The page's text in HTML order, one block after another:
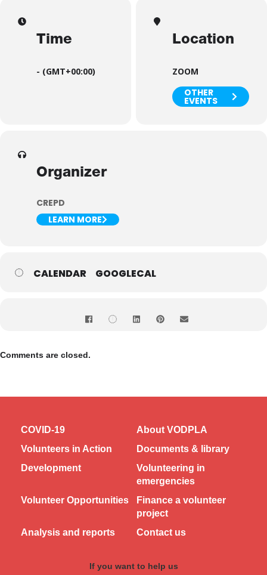
Time
- (GMT+00:00)
Location
ZOOM
OTHER
EVENTS
Organizer
CREPD
LEARN MORE
CALENDAR GOOGLECAL
Comments are closed.
COVID-19
About VODPLA
Volunteers in Action
Documents & library
Development
Volunteering in
emergencies
Volunteer Opportunities
Finance a volunteer
project
Analysis and reports
Contact us
If you want to help us